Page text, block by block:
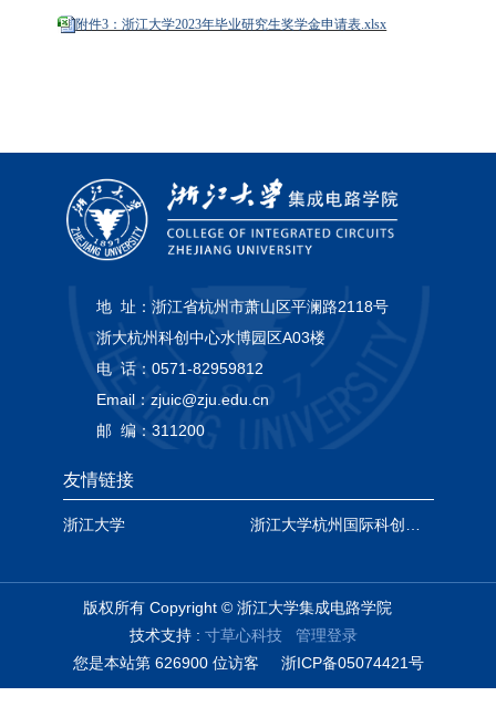
附件3：浙江大学2023年毕业研究生奖学金申请表.xlsx
地 址： 浙江省杭州市萧山区平澜路2118号
浙大杭州科创中心水博园区A03楼
电 话： 0571-82959812
Email： zjuic@zju.edu.cn
邮 编： 311200
友情链接
浙江大学 浙江大学杭州国际科创中心
版权所有 Copyright © 浙江大学集成电路学院
技术支持 : 寸草心科技
管理登录
您是本站第 626900 位访客 浙ICP备05074421号